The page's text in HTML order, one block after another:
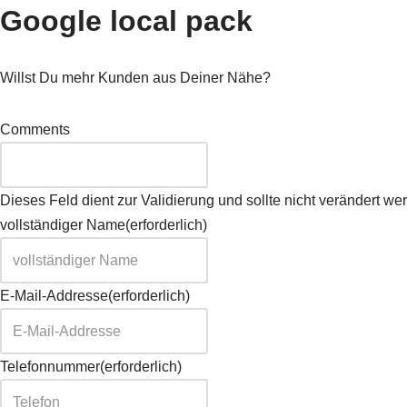
Google local pack
Willst Du mehr Kunden aus Deiner Nähe?
Comments
Dieses Feld dient zur Validierung und sollte nicht verändert
vollständiger Name(erforderlich)
E-Mail-Addresse(erforderlich)
Telefonnummer(erforderlich)